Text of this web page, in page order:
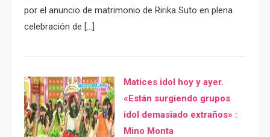
por el anuncio de matrimonio de Ririka Suto en plena
celebración de […]
Matices idol hoy y ayer.
«Están surgiendo grupos
idol demasiado extraños» :
Mino Monta